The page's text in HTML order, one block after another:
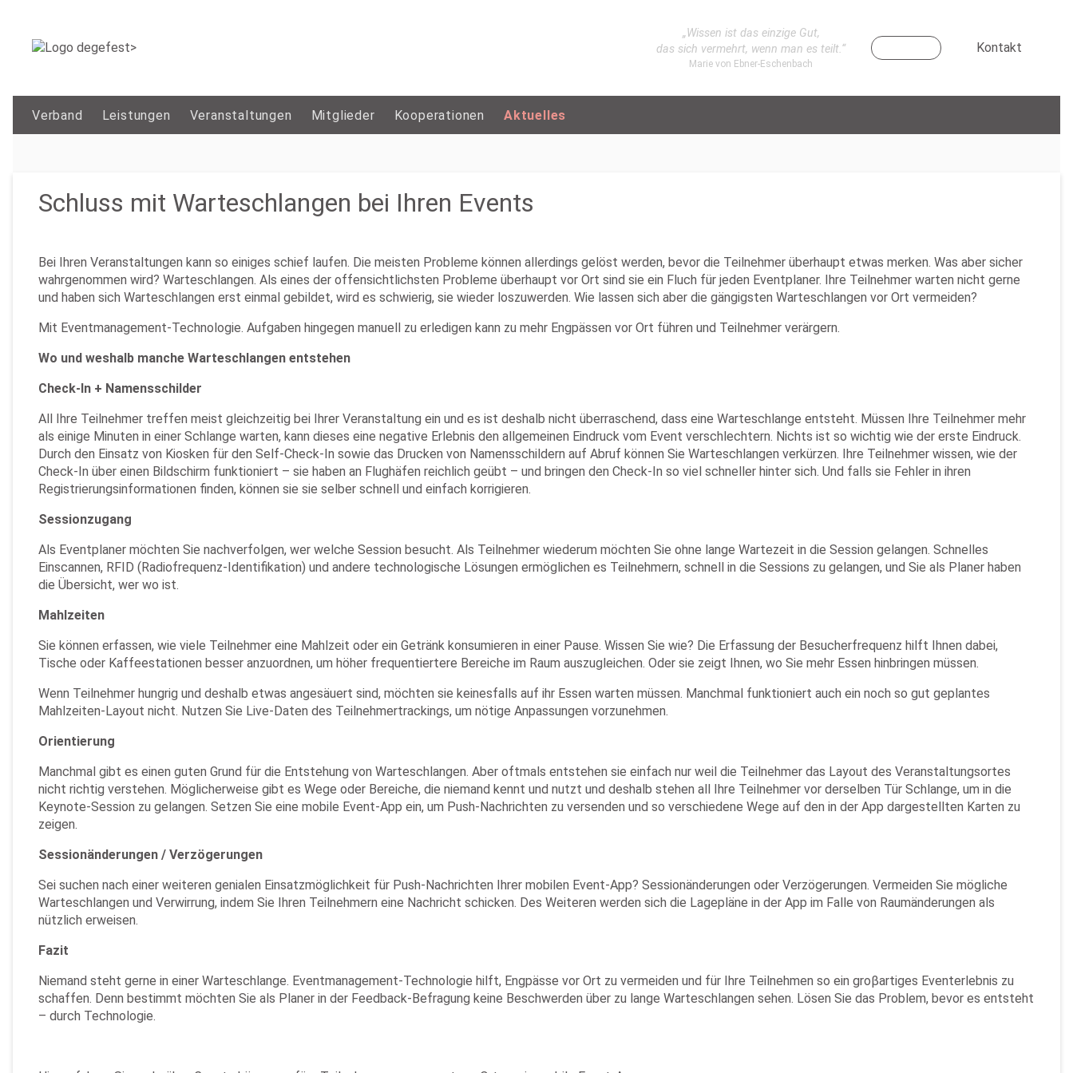
„Wissen ist das einzige Gut,
das sich vermehrt, wenn man es teilt.“
Marie von Ebner-Eschenbach
Kontakt
Verband Leistungen Veranstaltungen Mitglieder Kooperationen Aktuelles
Schluss mit Warteschlangen bei Ihren Events
Bei Ihren Veranstaltungen kann so einiges schief laufen. Die meisten Probleme können allerdings gelöst werden, bevor die Teilnehmer überhaupt etwas merken. Was aber sicher
wahrgenommen wird? Warteschlangen. Als eines der offensichtlichsten Probleme überhaupt vor Ort sind sie ein Fluch für jeden Eventplaner. Ihre Teilnehmer warten nicht gerne
und haben sich Warteschlangen erst einmal gebildet, wird es schwierig, sie wieder loszuwerden. Wie lassen sich aber die gängigsten Warteschlangen vor Ort vermeiden?
Mit Eventmanagement-Technologie. Aufgaben hingegen manuell zu erledigen kann zu mehr Engpässen vor Ort führen und Teilnehmer verärgern.
Wo und weshalb manche Warteschlangen entstehen
Check-In + Namensschilder
All Ihre Teilnehmer treffen meist gleichzeitig bei Ihrer Veranstaltung ein und es ist deshalb nicht überraschend, dass eine Warteschlange entsteht. Müssen Ihre Teilnehmer mehr
als einige Minuten in einer Schlange warten, kann dieses eine negative Erlebnis den allgemeinen Eindruck vom Event verschlechtern. Nichts ist so wichtig wie der erste Eindruck.
Durch den Einsatz von Kiosken für den Self-Check-In sowie das Drucken von Namensschildern auf Abruf können Sie Warteschlangen verkürzen. Ihre Teilnehmer wissen, wie der
Check-In über einen Bildschirm funktioniert – sie haben an Flughäfen reichlich geübt – und bringen den Check-In so viel schneller hinter sich. Und falls sie Fehler in ihren
Registrierungsinformationen finden, können sie sie selber schnell und einfach korrigieren.
Sessionzugang
Als Eventplaner möchten Sie nachverfolgen, wer welche Session besucht. Als Teilnehmer wiederum möchten Sie ohne lange Wartezeit in die Session gelangen. Schnelles
Einscannen, RFID (Radiofrequenz-Identifikation) und andere technologische Lösungen ermöglichen es Teilnehmern, schnell in die Sessions zu gelangen, und Sie als Planer haben
die Übersicht, wer wo ist.
Mahlzeiten
Sie können erfassen, wie viele Teilnehmer eine Mahlzeit oder ein Getränk konsumieren in einer Pause. Wissen Sie wie? Die Erfassung der Besucherfrequenz hilft Ihnen dabei,
Tische oder Kaffeestationen besser anzuordnen, um höher frequentiertere Bereiche im Raum auszugleichen. Oder sie zeigt Ihnen, wo Sie mehr Essen hinbringen müssen.
Wenn Teilnehmer hungrig und deshalb etwas angesäuert sind, möchten sie keinesfalls auf ihr Essen warten müssen. Manchmal funktioniert auch ein noch so gut geplantes
Mahlzeiten-Layout nicht. Nutzen Sie Live-Daten des Teilnehmertrackings, um nötige Anpassungen vorzunehmen.
Orientierung
Manchmal gibt es einen guten Grund für die Entstehung von Warteschlangen. Aber oftmals entstehen sie einfach nur weil die Teilnehmer das Layout des Veranstaltungsortes
nicht richtig verstehen. Möglicherweise gibt es Wege oder Bereiche, die niemand kennt und nutzt und deshalb stehen all Ihre Teilnehmer vor derselben Tür Schlange, um in die
Keynote-Session zu gelangen. Setzen Sie eine mobile Event-App ein, um Push-Nachrichten zu versenden und so verschiedene Wege auf den in der App dargestellten Karten zu
zeigen.
Sessionänderungen / Verzögerungen
Sei suchen nach einer weiteren genialen Einsatzmöglichkeit für Push-Nachrichten Ihrer mobilen Event-App? Sessionänderungen oder Verzögerungen. Vermeiden Sie mögliche
Warteschlangen und Verwirrung, indem Sie Ihren Teilnehmern eine Nachricht schicken. Des Weiteren werden sich die Lagepläne in der App im Falle von Raumänderungen als
nützlich erweisen.
Fazit
Niemand steht gerne in einer Warteschlange. Eventmanagement-Technologie hilft, Engpässe vor Ort zu vermeiden und für Ihre Teilnehmen so ein groβartiges Eventerlebnis zu
schaffen. Denn bestimmt möchten Sie als Planer in der Feedback-Befragung keine Beschwerden über zu lange Warteschlangen sehen. Lösen Sie das Problem, bevor es entsteht
– durch Technologie.